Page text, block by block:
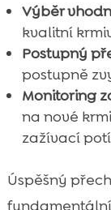
Výběr
kvalitní
Postupný
postupně
Monitoring
na nové
zažívací
Úspěšný